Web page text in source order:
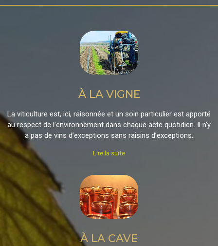
À LA VIGNE
La viticulture est, ici, raisonnée et un soin particulier est apporté
au respect de l’environnement dans chaque acte quotidien. Il n’y
a pas de vins d’exceptions sans raisins d’exceptions.
Lire la suite
À LA CAVE